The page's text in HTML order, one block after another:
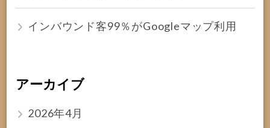
インバウンド客99％がGoogleマップ利用
アーカイブ
2026年4月